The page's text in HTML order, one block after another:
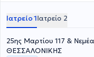
συνεργάζεται με την
Κέντρο και τη Βιοκλινική
Ιατρείο 1Ιατρείο 2
25ης Μαρτίου 117 &
ΘΕΣΣΑΛΟΝΙΚΗΣ